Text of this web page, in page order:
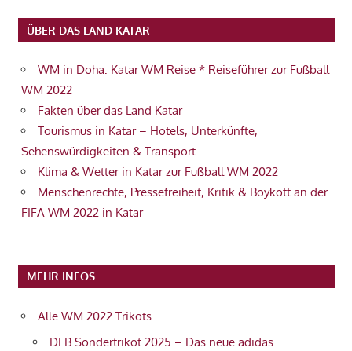
ÜBER DAS LAND KATAR
WM in Doha: Katar WM Reise * Reiseführer zur Fußball
WM 2022
Fakten über das Land Katar
Tourismus in Katar – Hotels, Unterkünfte,
Sehenswürdigkeiten & Transport
Klima & Wetter in Katar zur Fußball WM 2022
Menschenrechte, Pressefreiheit, Kritik & Boykott an der
FIFA WM 2022 in Katar
MEHR INFOS
Alle WM 2022 Trikots
DFB Sondertrikot 2025 – Das neue adidas